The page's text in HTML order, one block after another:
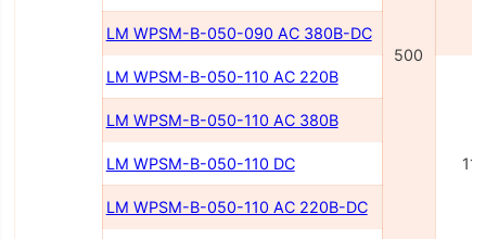
500
LM WPSM-B-050-090 AC 380В-DC
LM WPSM-B-050-110 AC 220В
LM WPSM-B-050-110 AC 380В
LM WPSM-B-050-110 DC
LM WPSM-B-050-110 AC 220В-DC